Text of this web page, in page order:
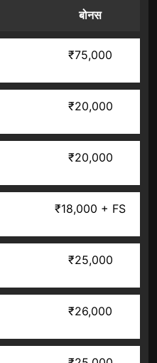
बोनस
₹75,000
₹20,000
₹20,000
₹18,000 + FS
₹25,000
₹26,000